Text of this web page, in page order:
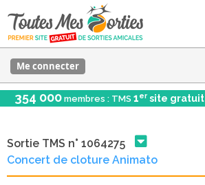
Me connecter
354 000 membres : TMS 1er site gratuit
Sortie TMS n° 1064275
Concert de cloture Animato